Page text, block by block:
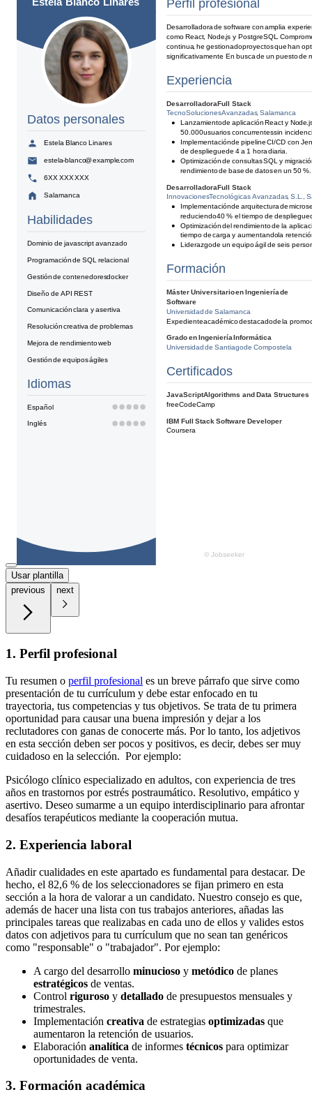
Usar plantilla
previous
next
1. Perfil profesional
Tu resumen o perfil profesional es un breve párrafo que sirve como
presentación de tu currículum y debe estar enfocado en tu
trayectoria, tus competencias y tus objetivos. Se trata de tu primera
oportunidad para causar una buena impresión y dejar a los
reclutadores con ganas de conocerte más. Por lo tanto, los adjetivos
en esta sección deben ser pocos y positivos, es decir, debes ser muy
cuidadoso en la selección. Por ejemplo:
Psicólogo clínico especializado en adultos, con experiencia de tres
años en trastornos por estrés postraumático. Resolutivo, empático y
asertivo. Deseo sumarme a un equipo interdisciplinario para afrontar
desafíos terapéuticos mediante la cooperación mutua.
2. Experiencia laboral
Añadir cualidades en este apartado es fundamental para destacar. De
hecho, el 82,6 % de los seleccionadores se fijan primero en esta
sección a la hora de valorar a un candidato. Nuestro consejo es que,
además de hacer una lista con tus trabajos anteriores, añadas las
principales tareas que realizabas en cada uno de ellos y valides estos
datos con adjetivos para tu currículum que no sean tan genéricos
como "responsable" o "trabajador". Por ejemplo:
A cargo del desarrollo minucioso y metódico de planes
estratégicos de ventas.
Control riguroso y detallado de presupuestos mensuales y
trimestrales.
Implementación creativa de estrategias optimizadas que
aumentaron la retención de usuarios.
Elaboración analítica de informes técnicos para optimizar
oportunidades de venta.
3. Formación académica